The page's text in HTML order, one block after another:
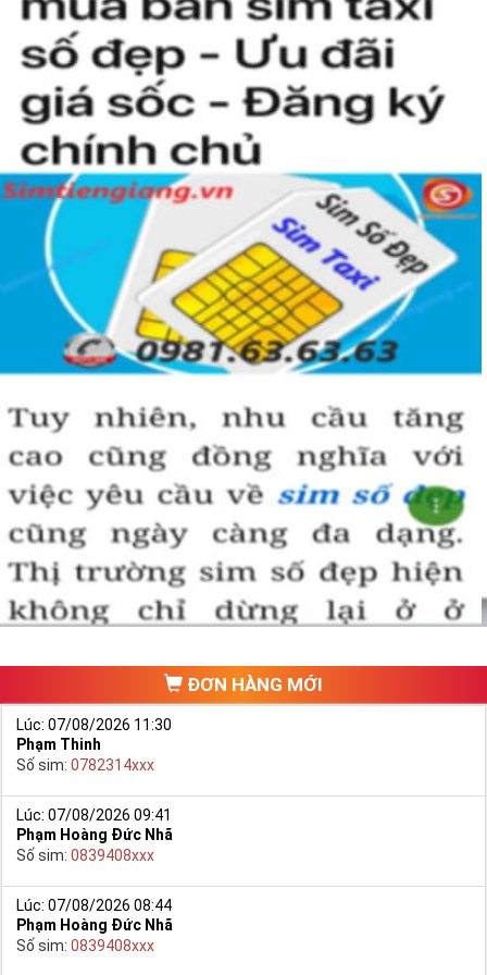
kiện để sở hữu một sim tứ quý 2 này, bởi vậy chỉ cần nhìn vào
người khác cũng sẽ biết được vị trí của bạn trong xã hội là như thế
nào rồi?
Hướng dẫn mua Sim Tứ Quý 2 tại
Simtiengiang.vn.
Sim Tiền Giang là đơn vị cung cấp
Tứ Quý, sim giá rẻ uy
tín chất lượng.
Chọn mua sim số đẹp thường mất nhiều thời gian ở khoản lựa số,
một số phải vừa đẹp, vừa tốt về phong thủy thì mới là sim hoàn
hảo. Vậy phải làm sao?
- Cách nhanh nhất để chọn mua được Sim Tứ Quý 2 là bạn vào
trang chủ của Sim Tiền Giang, chọn mục “
Sim giảm giá
“ ở ngay đầu
trang chủ. Đây là danh sách sim được đại lý giảm giá vì một số lý
Ngoài ra quý khách chưa ưng ý về Sim Tứ Quý 2 có cũng thể tham
khảo thêm Sim Vinaphone,Sim Gmobile, Sim Tứ Quý Giữa
ĐƠN HÀNG MỚI
Lúc: 07/08/2026 11:30
Phạm Thinh
Số sim: 0782314xxx
Lúc: 07/08/2026 09:41
Phạm Hoàng Đức Nhã
Số sim: 0839408xxx
Lúc: 07/08/2026 08:44
Phạm Hoàng Đức Nhã
Số sim: 0839408xxx